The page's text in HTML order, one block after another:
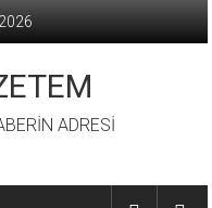
ADRESİ